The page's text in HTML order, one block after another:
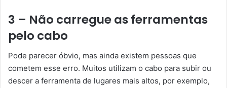
3 – Não carregue as ferramentas
pelo cabo
Pode parecer óbvio, mas ainda existem pessoas que
cometem esse erro. Muitos utilizam o cabo para subir ou
descer a ferramenta de lugares mais altos, por exemplo,